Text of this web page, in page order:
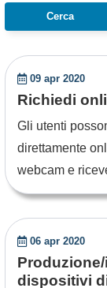
09 apr 2020
Richiedi
Gli utenti
direttamente
webcam e
06 apr 2020
dispositivi